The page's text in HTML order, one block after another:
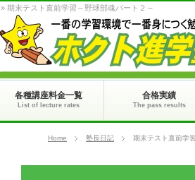
» 期末テスト直前学習～野球部魂パート２～
各種講座料金一覧
List of lecture rates
合格実績
The pass results
Home 塾長日記 期末テスト直前学